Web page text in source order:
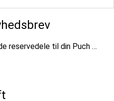
reservedele til din Puch …